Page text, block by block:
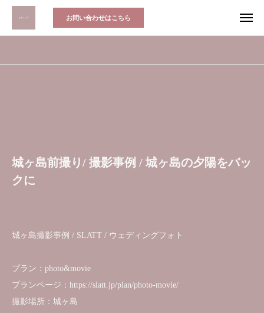
お問い合わせはこちら
城ヶ島前撮り/ 撮影事例 / 城ヶ島の夕陽をバッ
クに
城ヶ島撮影事例 / SLATT / ウェディングフォト
プラン：photo&movie
プランページ：https://slatt.jp/plan/photo-movie/
撮影場所：城ヶ島